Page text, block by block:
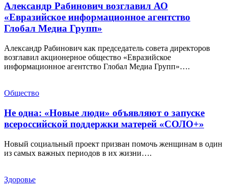
Александр Рабинович возглавил АО
«Евразийское информационное агентство
Глобал Медиа Групп»
Александр Рабинович как председатель совета директоров
возглавил акционерное общество «Евразийское
информационное агентство Глобал Медиа Групп»….
Общество
Не одна: «Новые люди» объявляют о запуске
всероссийской поддержки матерей «СОЛО+»
Новый социальный проект призван помочь женщинам в один
из самых важных периодов в их жизни….
Здоровье